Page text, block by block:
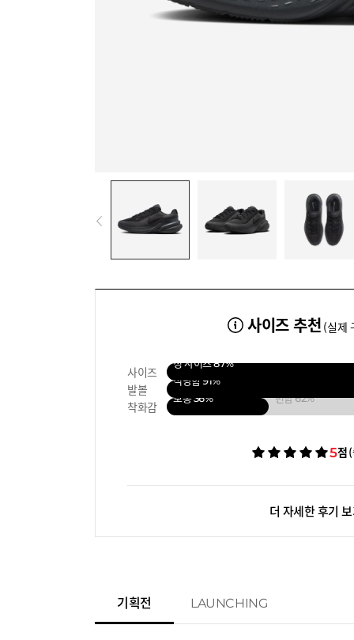
사이즈 추천 (실제
사이즈
정 사이즈87%
발볼
적당함 91%
착화감
보통36% 편함62%
5점
더 자세한 후기
기획전 LAUNCHING